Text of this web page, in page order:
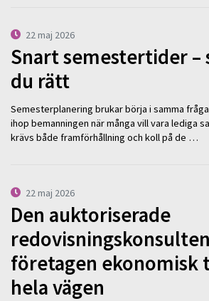
22 maj 2026
Snart semestertider –
du rätt
Semesterplanering brukar börja i samma
ihop bemanningen när många vill vara lediga
krävs både framförhållning och koll på de …
22 maj 2026
Den auktoriserade
företagen ekonomisk
hela vägen